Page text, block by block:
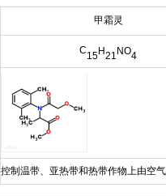
甲霜灵
C
15H21NO4
控制温带、亚热带和热带作物上由空气